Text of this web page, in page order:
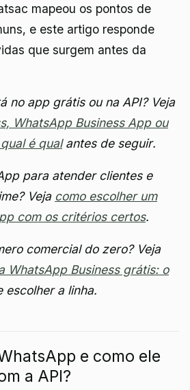
mapeou os pontos de
e este artigo responde
que surgem antes da
no app grátis ou na API? Veja
WhatsApp Business App ou
é qualantes de seguir.
para atender clientes e
Veja como escolher um
com os critérios certos.
comercial do zero? Veja
WhatsApp Business grátis: o
a linha.
e como ele
a API?